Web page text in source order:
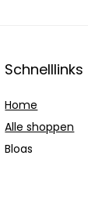
Schnelllinks
Home
Alle shoppen
Blogs